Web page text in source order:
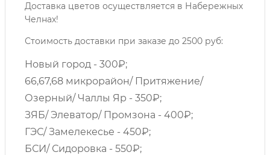
Доставка цветов осуществляется в Набережных
Челнах!
Стоимость доставки при заказе до 2500 руб:
Новый город - 300₽;
66,67,68 микрорайон/ Притяжение/
Озерный/ Чаллы Яр - 350₽;
ЗЯБ/ Элеватор/ Промзона - 400₽;
ГЭС/ Замелекесье - 450₽;
БСИ/ Сидоровка - 550₽;